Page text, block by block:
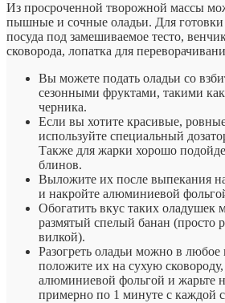
Из просроченной творожной массы
пышные и сочные оладьи. Для готовки
посуда под замешиваемое тесто,
сковорода, лопатка для
Вы можете подать оладьи со
сезонными фруктами, такими
черника.
Если вы хотите красивые,
используйте специальный
Также для жарки хорошо
блинов.
Выложите их после выпекания
и накройте алюминиевой
Обогатить вкус таких оладушек
размятый спелый банан (просто
вилкой).
Разогреть оладьи можно в любое
положите их на сухую
алюминиевой фольгой и жарьте
примерно по 1 минуте с каждой